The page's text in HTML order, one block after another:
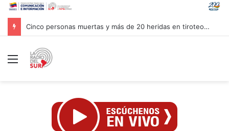
Autoridades venezolanas implementan medidas de ahorro energético ante fenómeno climatológico “Súper Niño”
Menú